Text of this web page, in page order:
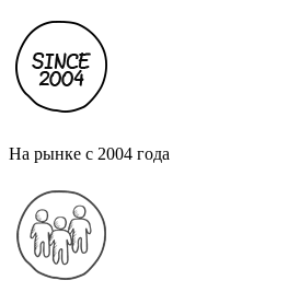
На рынке с 2004 года